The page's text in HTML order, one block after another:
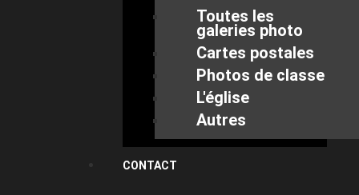
Toutes les
galeries photo
Cartes postales
Photos de classe
L'église
Autres
CONTACT